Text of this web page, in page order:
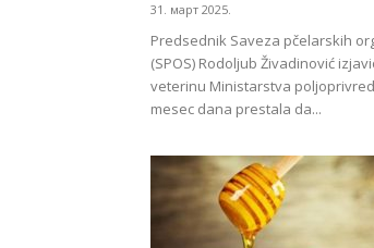
31. март 2025.
Predsednik Saveza pčelarskih
(SPOS) Rodoljub Živadinović
veterinu Ministarstva
mesec dana prestala da...